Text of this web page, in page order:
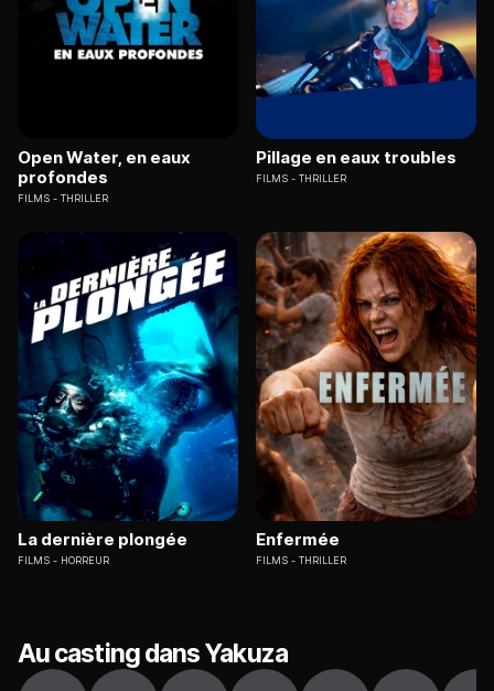
Open Water, en eaux
profondes
FILMS THRILLER
Pillage en eaux troubles
FILMS THRILLER
La dernière plongée
FILMS HORREUR
Enfermée
FILMS THRILLER
Au casting dans Yakuza